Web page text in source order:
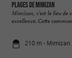
Plages de Mimizan
Mimizan, c’est le lieu de
excellence. Cette
210 m - Mimizan